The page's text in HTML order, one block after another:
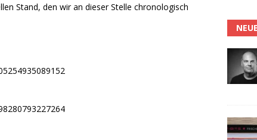
Stand, den wir an dieser Stelle chronologisch